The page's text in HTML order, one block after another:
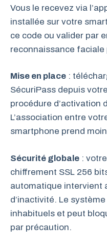
Vous le recevez via
installée sur votre
ce code ou valider par
reconnaissance faciale
Mise en place :
SécuriPass depuis
procédure d’activation
L’association entre
smartphone prend
Sécurité globale :
chiffrement SSL 256
automatique intervient
d’inactivité. Le
inhabituels et peut
par précaution.